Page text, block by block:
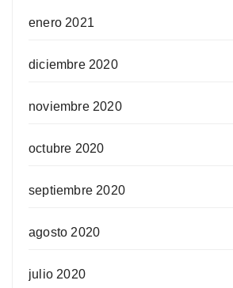
enero 2021
diciembre 2020
noviembre 2020
octubre 2020
septiembre 2020
agosto 2020
julio 2020